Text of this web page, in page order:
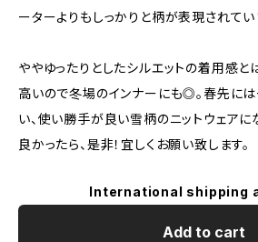
ーターよりもしっかりと柄が表現されてい
ややゆったりとしたシルエットの着用感と
高いので冬場のインナーにも◎。春先に
い、使い勝手が良い雪柄のニットウェアに
良かったら、是非！宜しくお願い致します。
International shipping
Add to cart